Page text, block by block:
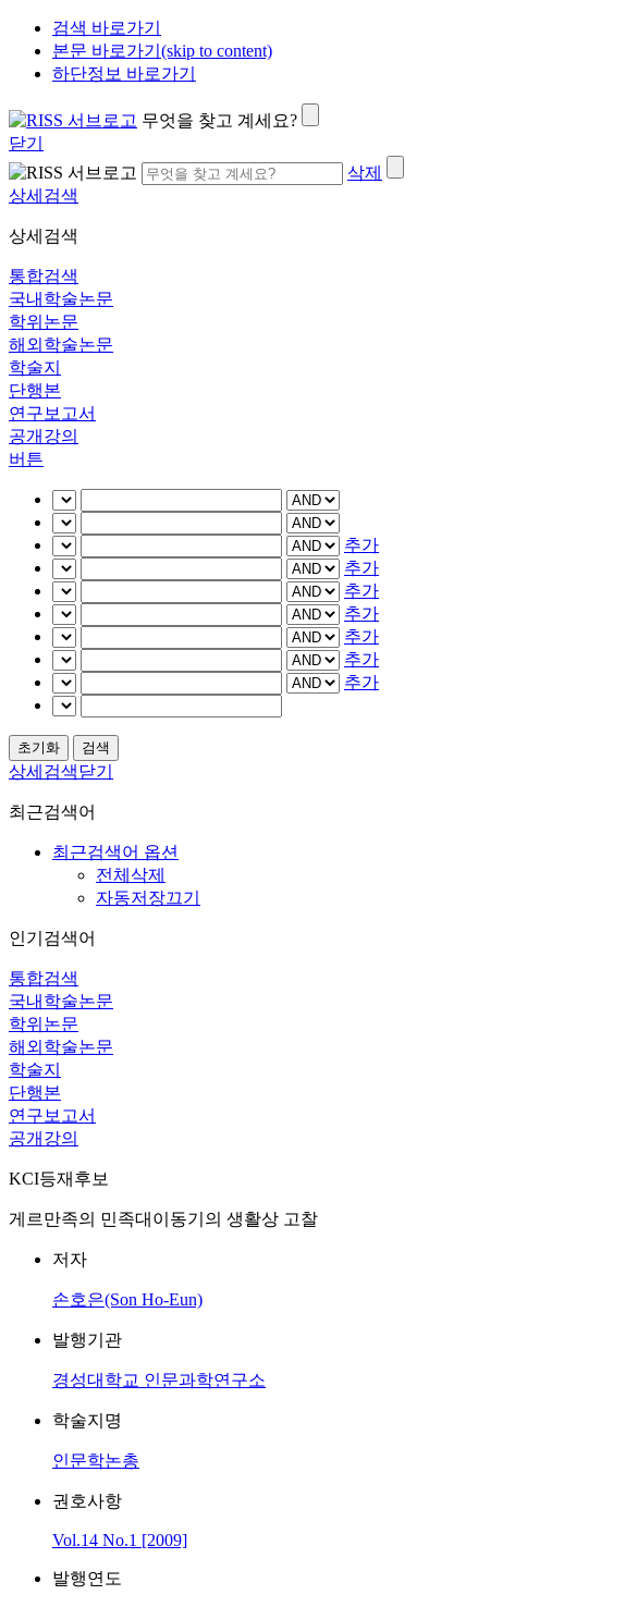
검색 바로가기
본문 바로가기(skip to content)
하단정보 바로가기
무엇을 찾고 계세요?
닫기
삭제
상세검색
상세검색
통합검색
국내학술논문
학위논문
해외학술논문
학술지
단행본
연구보고서
공개강의
버튼
추가
추가
추가
추가
추가
추가
추가
상세검색닫기
최근검색어
최근검색어 옵션
전체삭제
자동저장끄기
인기검색어
통합검색
국내학술논문
학위논문
해외학술논문
학술지
단행본
연구보고서
공개강의
KCI등재후보
게르만족의 민족대이동기의 생활상 고찰
저자
손호은(Son Ho-Eun)
발행기관
경성대학교 인문과학연구소
학술지명
인문학논총
권호사항
Vol.14 No.1 [2009]
발행연도